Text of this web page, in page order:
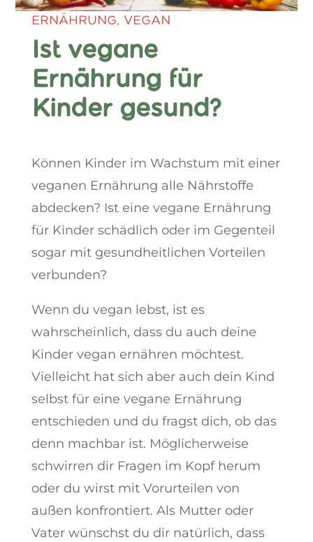
ERNÄHRUNG, VEGAN
Ist vegane
Ernährung für
Kinder gesund?
Können Kinder im Wachstum mit einer
veganen Ernährung alle Nährstoffe
abdecken? Ist eine vegane Ernährung
für Kinder schädlich oder im Gegenteil
sogar mit gesundheitlichen Vorteilen
verbunden?
Wenn du vegan lebst, ist es
wahrscheinlich, dass du auch deine
Kinder vegan ernähren möchtest.
Vielleicht hat sich aber auch dein Kind
selbst für eine vegane Ernährung
entschieden und du fragst dich, ob das
denn machbar ist. Möglicherweise
schwirren dir Fragen im Kopf herum
oder du wirst mit Vorurteilen von
außen konfrontiert. Als Mutter oder
Vater wünschst du dir natürlich, dass